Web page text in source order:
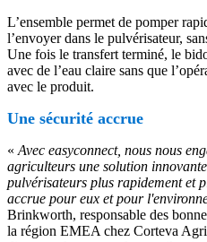
L’ensemble permet de pomper
l’envoyer dans le pulvérisateur,
Une fois le transfert terminé, le
avec de l’eau claire sans que
avec le produit.
Une sécurité accrue
« Avec easyconnect, nous nous
agriculteurs une solution
pulvérisateurs plus rapidement et
accrue pour eux et pour
Brinkworth, responsable des
la région EMEA chez Corteva